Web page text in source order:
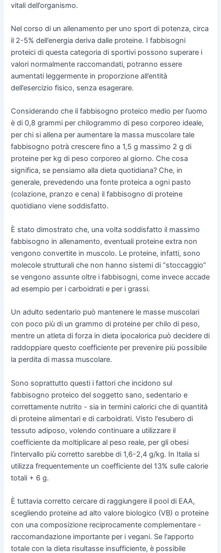
vitali dell’organismo.
Nel corso di un allenamento per uno sport di potenza, circa
il 2-5% dell’energia deriva dalle proteine. I fabbisogni
proteici di questa categoria di sportivi possono superare i
valori normalmente raccomandati, potranno essere
aumentati leggermente in proporzione all’entità
dell’esercizio fisico, senza esagerare.
Considerando che il fabbisogno proteico medio per l’uomo
è di 0,8 grammi per chilogrammo di peso corporeo ideale,
per chi si allena per aumentare la massa muscolare tale
fabbisogno potrà crescere fino a 1,5 g massimo 2 g di
proteine per kg di peso corporeo al giorno. Che cosa
significa, se pensiamo alla dieta quotidiana? Che, in
generale, prevedendo una fonte proteica a ogni pasto
(colazione, pranzo e cena) il fabbisogno di proteine
quotidiano viene soddisfatto.
È stato dimostrato che, una volta soddisfatto il massimo
fabbisogno in allenamento, eventuali proteine extra non
vengono convertite in muscolo. Le proteine, infatti, sono
molecole strutturali che non hanno sistemi di “stoccaggio”
se vengono assunte oltre i fabbisogni, come invece accade
ad esempio per i carboidrati e per i grassi.
Un adulto sedentario può mantenere le masse muscolari
con poco più di un grammo di proteine per chilo di peso,
mentre un atleta di forza in dieta ipocalorica può decidere di
raddoppiare questo coefficiente per prevenire più possibile
la perdita di massa muscolare.
Sono soprattutto questi i fattori che incidono sul
fabbisogno proteico del soggetto sano, sedentario e
correttamente nutrito - sia in termini calorici che di quantità
di proteine alimentari e di carboidrati. Visto l'esubero di
tessuto adiposo, volendo continuare a utilizzare il
coefficiente da moltiplicare al peso reale, per gli obesi
l'intervallo più corretto sarebbe di 1,6-2,4 g/kg. In Italia si
utilizza frequentemente un coefficiente del 13% sulle calorie
totali + 6 g.
È tuttavia corretto cercare di raggiungere il pool di EAA,
scegliendo proteine ad alto valore biologico (VB) o proteine
con una composizione reciprocamente complementare -
raccomandazione importante per i vegani. Se l'apporto
totale con la dieta risultasse insufficiente, è possibile